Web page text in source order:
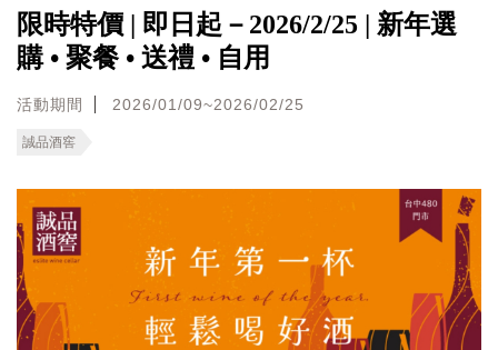
限時特價 | 即日起－2026/2/25 | 新年選
購 • 聚餐 • 送禮 • 自用
活動期間 2026/01/09~2026/02/25
誠品酒窖